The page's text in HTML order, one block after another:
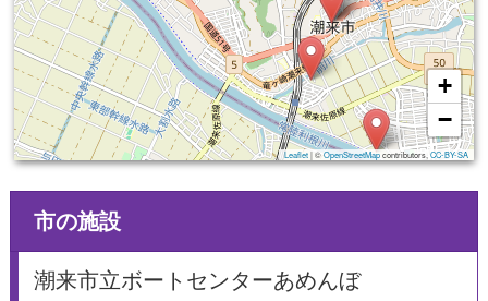
+
−
Leaflet |©OpenStreetMapcontributors,CC-BY-SA
市の施設
潮来市立ボートセンターあめんぼ